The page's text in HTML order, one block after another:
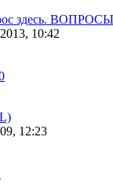
здесь.
10:42
12:23